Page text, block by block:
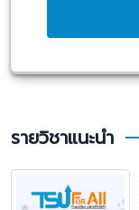
รายวิชาแนะนำ